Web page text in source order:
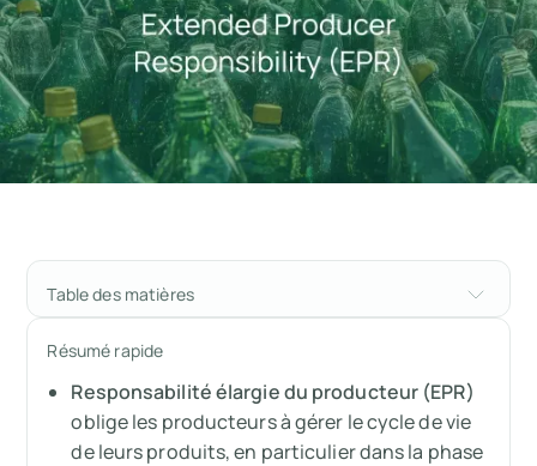
Table des matières
Qu'est-ce que la responsabilité élargie des
producteurs (EPR) ?
Réglementations EPR dans toutes les
régions
Résumé rapide
Responsabilité élargie du producteur (EPR)
oblige les producteurs à gérer le cycle de vie
de leurs produits, en particulier dans la phase